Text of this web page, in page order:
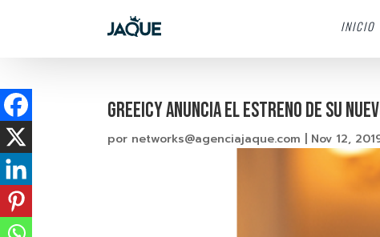
INICIO
GREEICY ANUNCIA EL ESTRENO DE SU
por networks@agenciajaque.com | Nov 12,